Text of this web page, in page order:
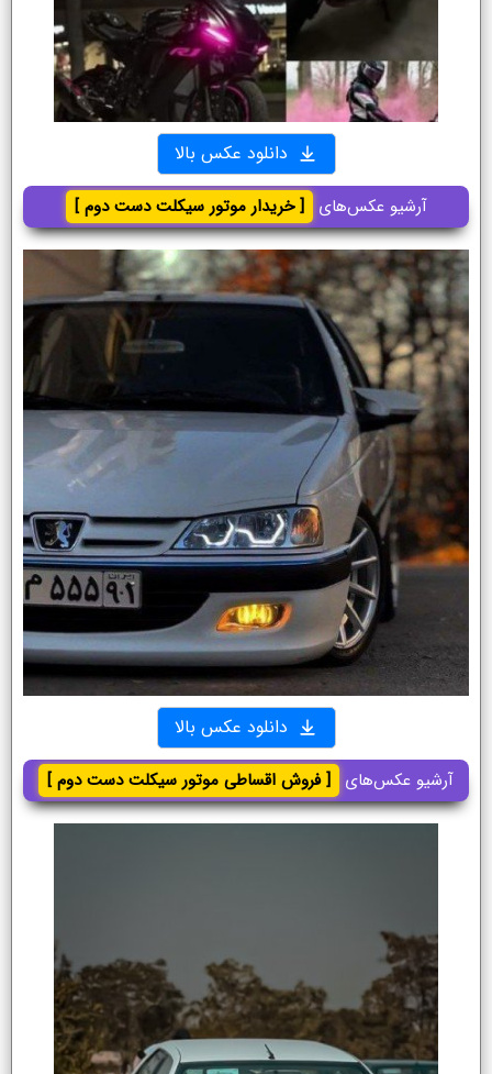
دانلود عکس بالا
آرشیو عکس‌های [ خریدار موتور سیکلت دست دوم ]
دانلود عکس بالا
آرشیو عکس‌های [ فروش اقساطی موتور سیکلت دست دوم ]